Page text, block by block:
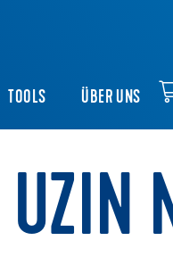
TOOLS ÜBER UNS
UZIN